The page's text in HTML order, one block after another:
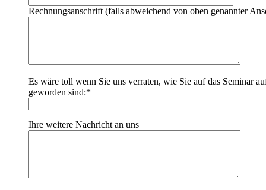
Rechnungsanschrift (falls abweichend von oben genannter
Es wäre toll wenn Sie uns verraten, wie Sie auf das Seminar
geworden sind:*
Ihre weitere Nachricht an uns